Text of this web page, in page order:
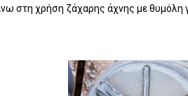
στη χρήση ζάχαρης άχνης με θυμόλη